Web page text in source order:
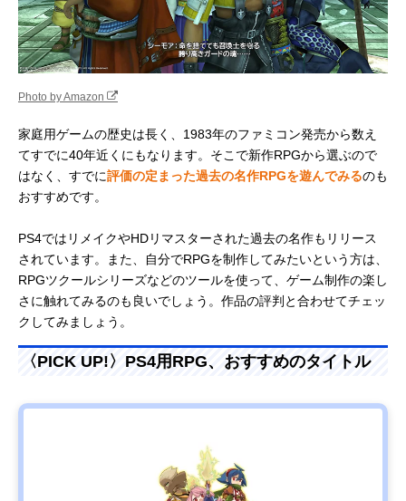
Photo by Amazon
家庭用ゲームの歴史は長く、1983年のファミコン発売から数え
てすでに40年近くにもなります。そこで新作RPGから選ぶので
はなく、すでに評価の定まった過去の名作RPGを遊んでみるのも
おすすめです。
PS4ではリメイクやHDリマスターされた過去の名作もリリース
されています。また、自分でRPGを制作してみたいという方は、
RPGツクールシリーズなどのツールを使って、ゲーム制作の楽し
さに触れてみるのも良いでしょう。作品の評判と合わせてチェッ
クしてみましょう。
〈PICK UP!〉PS4用RPG、おすすめのタイトル